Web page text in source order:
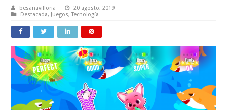
besanavilloria
20 agosto, 2019
Destacada, Juegos,Tecnología